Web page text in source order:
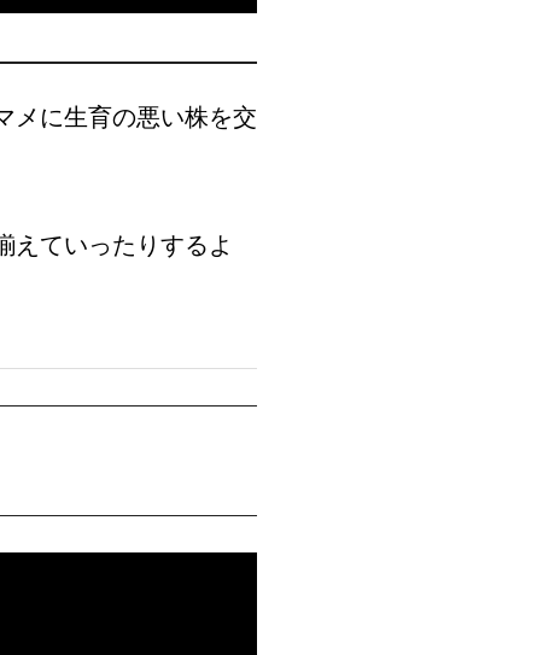
メに生育の悪い株を交
えていったりするよ